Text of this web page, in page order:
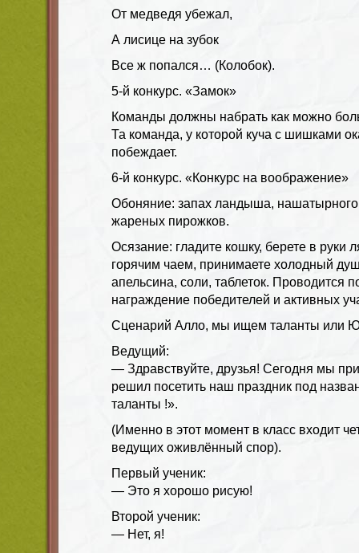
От медведя убежал,
А лисице на зубок
Все ж попался… (Колобок).
5-й конкурс. «Замок»
Команды должны набрать как можно
Та команда, у которой куча с шишками
побеждает.
6-й конкурс. «Конкурс на воображение»
Обоняние: запах ландыша, нашатырного
жареных пирожков.
Осязание: гладите кошку, берете в руки
горячим чаем, принимаете холодный
апельсина, соли, таблеток. Проводится
награждение победителей и активных
Сценарий Алло, мы ищем таланты или
Ведущий:
— Здравствуйте, друзья! Сегодня мы
решил посетить наш праздник под
таланты !».
(Именно в этот момент в класс входит
ведущих оживлённый спор).
Первый ученик:
— Это я хорошо рисую!
Второй ученик:
— Нет, я!